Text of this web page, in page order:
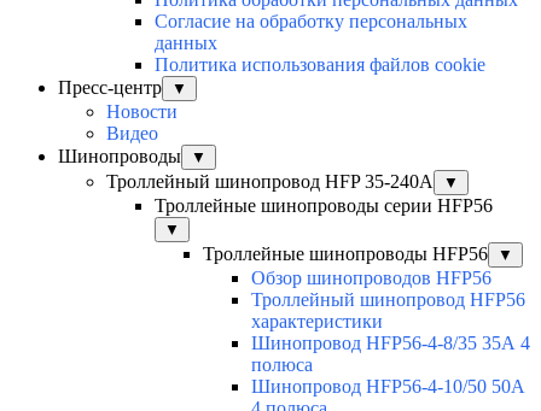
Согласие на обработку персональных
данных
Политика использования файлов cookie
Пресс-центр
▼
Новости
Видео
Шинопроводы
▼
Троллейный шинопровод HFP 35-240А ▼
Троллейные шинопроводы серии HFP56
▼
Троллейные шинопроводы HFP56 ▼
Обзор шинопроводов HFP56
Троллейный шинопровод HFP56
характеристики
Шинопровод HFP56-4-8/35 35А 4
полюса
Шинопровод HFP56-4-10/50 50А